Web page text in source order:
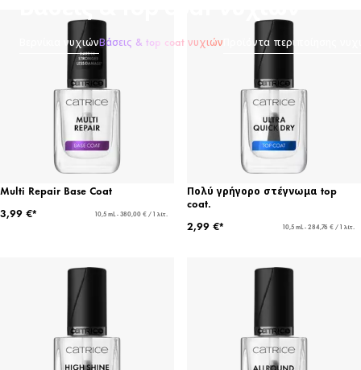
Βερνίκια νυχιώνΒάσεις & top coat νυχιών Προϊόντα περιποίησης
Multi Repair Base Coat
3,99 €*
10,5 mL - 380,00 € / 1 λίτ.
Πολύ γρήγορο στέγνωμα top
coat.
2,99 €*
10,5 mL - 284,76 € / 1 λίτ.